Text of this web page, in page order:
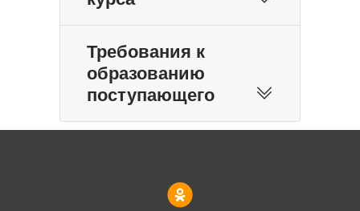
Требования к
образованию
поступающего